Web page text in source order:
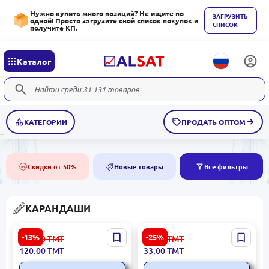
Нужно купить много позиций? Не ищите по
одной! Просто загрузите свой список покупок и
получите КП.
ЗАГРУЗИТЬ
СПИСОК
Каталог
КАТЕГОРИИ ПРОДАТЬ ОПТОМ
50% Скидки от 50% NEW Новые товары Все фильтры
КАРАНДАШИ
-13%
ErichKrause BK-00081833 |
Карандаши цветные
трёхгранные 24 цвета
139.00ТМТ
120.00ТМТ
-25%
Deli C138-24 | Цветные
карандаши 24 цвета для
опта
44.00 ТМТ
33.00ТМТ